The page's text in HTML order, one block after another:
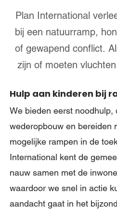
Plan International
bij een natuurramp,
of gewapend conflict.
zijn of moeten
Hulp aan kinderen bij
We bieden eerst noodhulp,
wederopbouw en bereiden
mogelijke rampen in de
International kent de
nauw samen met de
waardoor we snel in actie
aandacht gaat in het